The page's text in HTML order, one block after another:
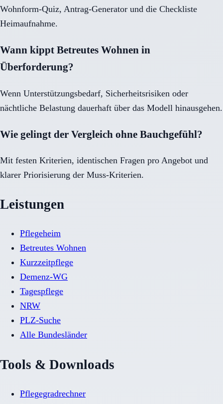
Wohnform-Quiz, Antrag-Generator und die Checkliste
Heimaufnahme.
Wann kippt Betreutes Wohnen in
Überforderung?
Wenn Unterstützungsbedarf, Sicherheitsrisiken oder
nächtliche Belastung dauerhaft über das Modell hinausgehen.
Wie gelingt der Vergleich ohne Bauchgefühl?
Mit festen Kriterien, identischen Fragen pro Angebot und
klarer Priorisierung der Muss-Kriterien.
Leistungen
Pflegeheim
Betreutes Wohnen
Kurzzeitpflege
Demenz-WG
Tagespflege
NRW
PLZ-Suche
Alle Bundesländer
Tools & Downloads
Pflegegradrechner